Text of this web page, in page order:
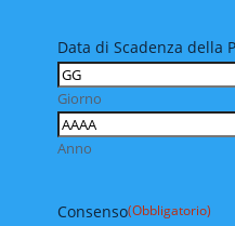
Data di Scadenza della
Giorno
Anno
Consenso(Obbligatorio)